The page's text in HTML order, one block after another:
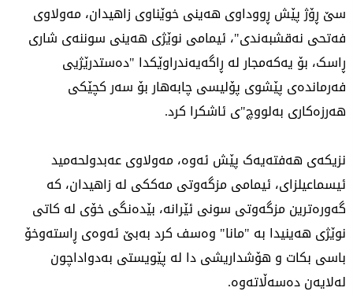
سێ ڕۆژ پێش ڕووداوی هەینی خوێناوی زاهیدان، مەولاوی
فەتحی نەقشبەندی"، ئیمامی نوێژی هەینی سوننەی شاری
ڕاسک، بۆ یەکەمجار لە ڕاگەیەندراوێکدا "دەستدرێژیی
فەرماندەی پێشوی پۆلیسی چابەهار بۆ سەر کچێکی
هەرزەکاری بەلووچ"ی ئاشکرا کرد.
نزیکەی هەفتەیەک پێش ئەوە، مەولاوی عەبدولحەمید
ئیسماعیلزای، ئیمامی مزگەوتی مەککی لە زاهیدان، کە
گەورەترین مزگەوتی سونی ئێرانە، بێدەنگی خۆی لە کاتی
نوێژی هەینیدا بە "مانا" وەسف کرد بەبێ ئەوەی ڕاستەوخۆ
باسی بکات و هۆشداریشی دا لە پێویستی بەدواداچون
لەلایەن دەسەڵاتەوە.